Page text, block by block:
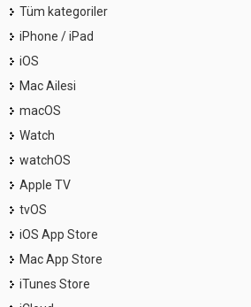
Tüm kategoriler
iPhone / iPad
iOS
Mac Ailesi
macOS
Watch
watchOS
Apple TV
tvOS
iOS App Store
Mac App Store
iTunes Store